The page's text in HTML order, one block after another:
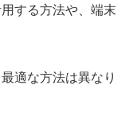
する方法や、端末
適な方法は異なり